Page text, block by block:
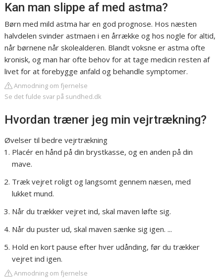
Kan man slippe af med astma?
Børn med mild astma har en god prognose. Hos næsten
halvdelen svinder astmaen i en årrække og hos nogle for altid,
når børnene når skolealderen. Blandt voksne er astma ofte
kronisk, og man har ofte behov for at tage medicin resten af
livet for at forebygge anfald og behandle symptomer.
Anmodning om fjernelse
Se det fulde svar på sundhed.dk
Hvordan træner jeg min vejrtrækning?
Øvelser til bedre vejrtrækning
Placér en hånd på din brystkasse, og en anden på din
mave.
Træk vejret roligt og langsomt gennem næsen, med
lukket mund.
Når du trækker vejret ind, skal maven løfte sig.
Når du puster ud, skal maven sænke sig igen. ...
Hold en kort pause efter hver udånding, før du trækker
vejret ind igen.
Anmodning om fjernelse